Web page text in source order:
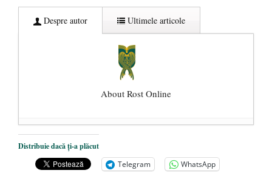
Despre autor Ultimele articole
About Rost Online
Dezvăluiri cutremurătoare despre
președintele Ucrainei, Volodymyr
Distribuie dacă ți-a plăcut
Telegram
WhatsApp